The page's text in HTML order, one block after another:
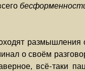
размышления
о своём
всё-таки